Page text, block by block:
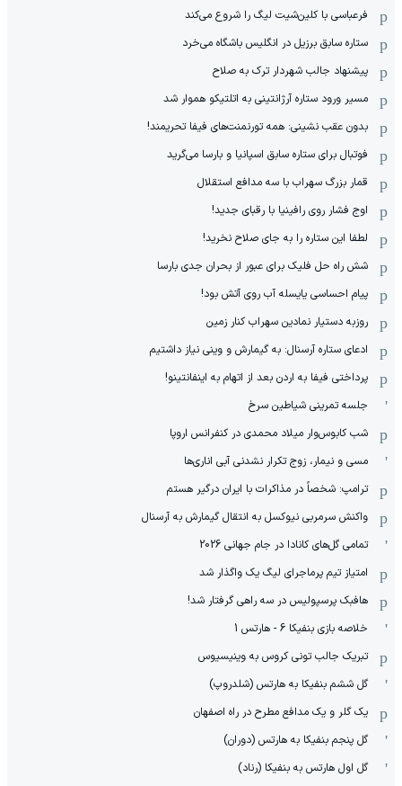
فرعباسی با کلین‌شیت لیگ را شروع می‌کند
ستاره سابق برزیل در انگلیس باشگاه می‌خرد
پیشنهاد جالب شهردار ترک به صلاح
مسیر ورود ستاره آرژانتینی به اتلتیکو هموار شد
بدون عقب نشینی: همه تورنمنت‌های فیفا تحریمند!
فوتبال برای ستاره سابق اسپانیا و بارسا می‌گرید
قمار بزرگ سهراب با سه مدافع استقلال
اوج فشار روی رافینیا با رقبای جدید!
لطفا این ستاره را به جای صلاح نخرید!
شش راه حل فلیک برای عبور از بحران جدی بارسا
پیام احساسی یایسله آب روی آتش بود!
روزبه دستیار نمادین سهراب کنار زمین
ادعای ستاره آرسنال: به گیمارش و وینی نیاز داشتیم
پرداختی فیفا به اردن بعد از اتهام به اینفانتینو!
جلسه تمرینی شیاطین سرخ
شب کابوس‌وار میلاد محمدی در کنفرانس اروپا
مسی و نیمار، زوج تکرار نشدنی آبی اناری‌ها
ترامپ: شخصاً در مذاکرات با ایران درگیر هستم
واکنش سرمربی نیوکسل به انتقال گیمارش به آرسنال
تمامی گل‌های کانادا در جام جهانی 2026
امتیاز تیم پرماجرای لیگ یک واگذار شد
هافبک پرسپولیس در سه راهی گرفتار شد!
خلاصه بازی بنفیکا 6 - هارتس 1
تبریک جالب تونی کروس به وینیسیوس
گل ششم بنفیکا به هارتس (شلدروپ)
یک گلر و یک مدافع مطرح در راه اصفهان
گل پنجم بنفیکا به هارتس (دوران)
گل اول هارتس به بنفیکا (رناد)